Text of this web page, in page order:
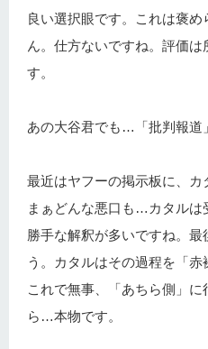
良い選択眼です。これは褒
ん。仕方ないですね。評価
す。
あの大谷君でも…「批判報道
最近はヤフーの掲示板に、カ
まぁどんな悪口も…カタル
勝手な解釈が多いですね。
う。カタルはその過程を「
これで無事、「あちら側」
ら…本物です。